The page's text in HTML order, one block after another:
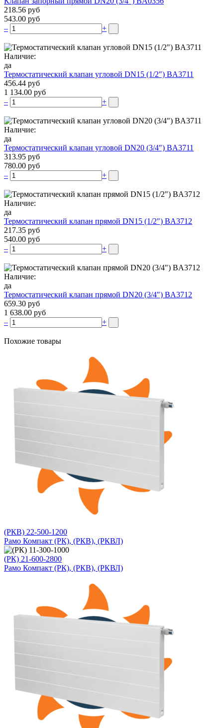
218.56 руб
543.00 руб
–
+
Наличие:
да
Термостатический клапан угловой DN15 (1/2″) BA3711
456.44 руб
1 134.00 руб
–
+
Наличие:
да
Термостатический клапан угловой DN20 (3/4″) BA3711
313.95 руб
780.00 руб
–
+
Наличие:
да
Термостатический клапан прямой DN15 (1/2″) BA3712
217.35 руб
540.00 руб
–
+
Наличие:
да
Термостатический клапан прямой DN20 (3/4″) BA3712
659.30 руб
1 638.00 руб
–
+
Похожие товары
(РКВ) 22-500-1200
Рамо Компакт (РК), (РКВ), (РКВЛ)
(РК) 21-600-2800
Рамо Компакт (РК), (РКВ), (РКВЛ)